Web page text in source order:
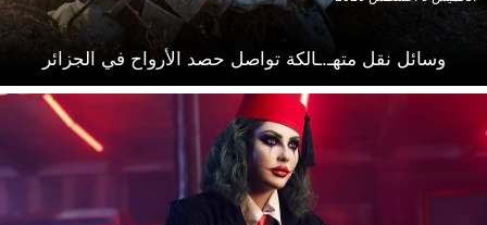
وسائل نقل متهـ.ـالكة تواصل حصد الأرواح في الجزائر